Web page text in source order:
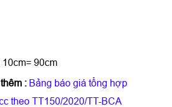
90cm
: Bảng báo giá tổng hợp
theo TT150/2020/TT-BCA